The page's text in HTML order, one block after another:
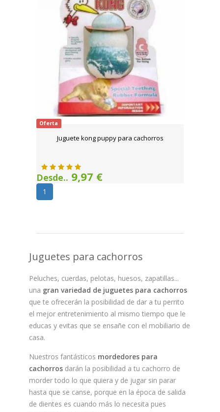
Oferta
Juguete kong puppy para cachorros
Desde.. 9,97 €
1
Juguetes para cachorros
Peluches, cuerdas, pelotas, huesos, zapatillas...
una gran variedad de juguetes para cachorros
que te ofrecerán la posibilidad de dar a tu perrito
el mejor entretenimiento al mismo tiempo que le
educas y evitas que se ensañe con el mobiliario de
casa.
Nuestros fantásticos mordedores para
cachorros darán la posibilidad a tu cachorro de
morder todo lo que quiera y de jugar sin parar
hasta que se canse, porque en la época de salida
de dientes es cuando más lo necesita pues